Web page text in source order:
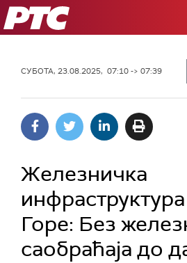
РТС
СУБОТА, 23.08.2025, 07:10 -> 07:39
Железничка
Горе: Без
саобраћаја до